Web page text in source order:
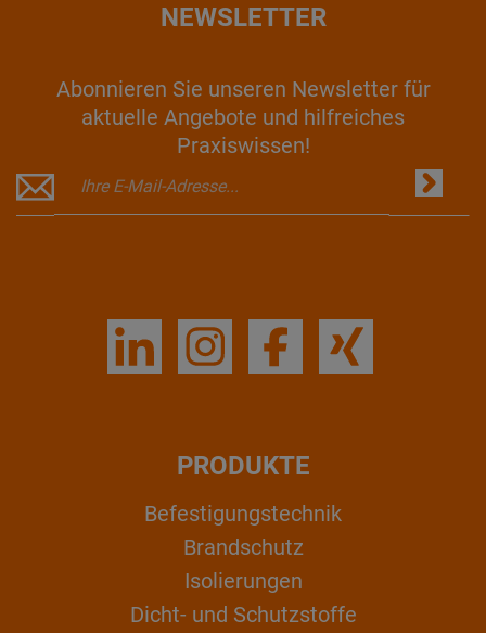
NEWSLETTER
Abonnieren Sie unseren Newsletter für
aktuelle Angebote und hilfreiches
Praxiswissen!
PRODUKTE
Befestigungstechnik
Brandschutz
Isolierungen
Dicht- und Schutzstoffe